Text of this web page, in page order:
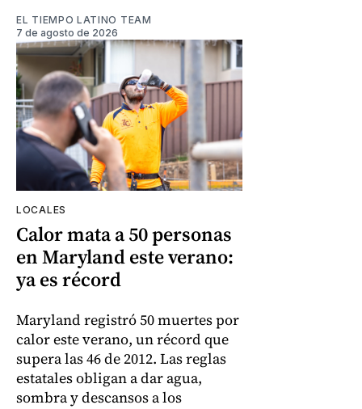
EL TIEMPO LATINO TEAM
7 de agosto de 2026
LOCALES
Calor mata a 50 personas
en Maryland este verano:
ya es récord
Maryland registró 50 muertes por
calor este verano, un récord que
supera las 46 de 2012. Las reglas
estatales obligan a dar agua,
sombra y descansos a los